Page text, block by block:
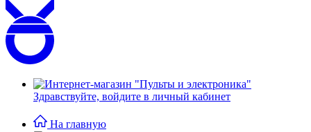
Здравствуйте, войдите в личный кабинет
На главную